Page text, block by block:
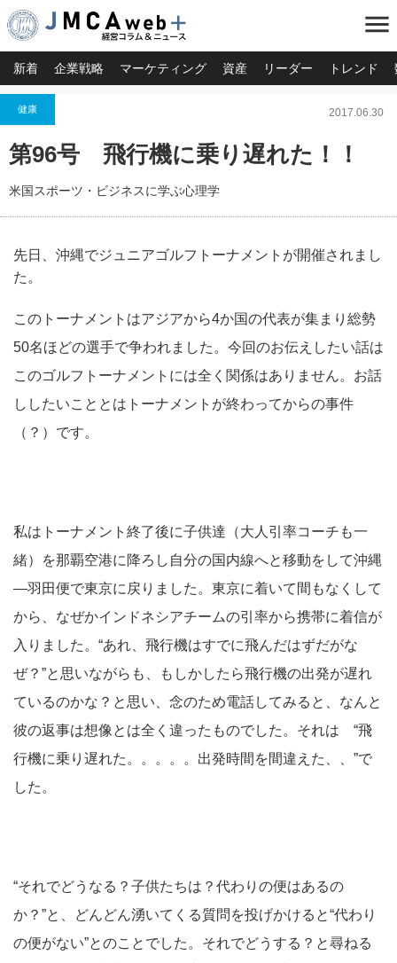
menu
新着 企業戦略 マーケティング 資産 リーダー トレンド
健康 2017.06.30
第96号 飛行機に乗り遅れた！！
米国スポーツ・ビジネスに学ぶ心理学
先日、沖縄でジュニアゴルフトーナメントが開催されまし
た。
このトーナメントはアジアから4か国の代表が集まり総勢
50名ほどの選手で争われました。今回のお伝えしたい話は
このゴルフトーナメントには全く関係はありません。お話
ししたいこととはトーナメントが終わってからの事件
（？）です。
私はトーナメント終了後に子供達（大人引率コーチも一
緒）を那覇空港に降ろし自分の国内線へと移動をして沖縄
―羽田便で東京に戻りました。東京に着いて間もなくして
から、なぜかインドネシアチームの引率から携帯に着信が
入りました。“あれ、飛行機はすでに飛んだはずだがな
ぜ？”と思いながらも、もしかしたら飛行機の出発が遅れ
ているのかな？と思い、念のため電話してみると、なんと
彼の返事は想像とは全く違ったものでした。それは “飛
行機に乗り遅れた。。。。。出発時間を間違えた、、”で
した。
“それでどうなる？子供たちは？代わりの便はあるの
か？”と、どんどん湧いてくる質問を投げかけると“代わり
の便がない”とのことでした。それでどうする？と尋ねる